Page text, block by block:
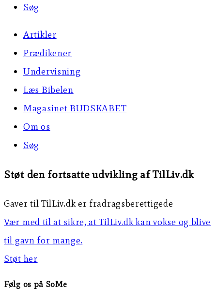
Søg
Artikler
Prædikener
Undervisning
Læs Bibelen
Magasinet BUDSKABET
Om os
Søg
Støt den fortsatte udvikling af TilLiv.dk
Gaver til TilLiv.dk er fradragsberettigede
Vær med til at sikre, at TilLiv.dk kan vokse og blive
til gavn for mange.
Støt her
Følg os på SoMe